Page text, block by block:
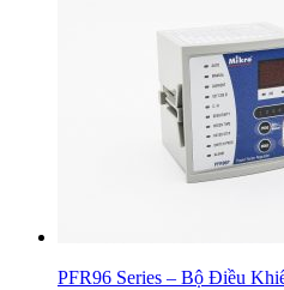
PFR96 Series – Bộ Điều